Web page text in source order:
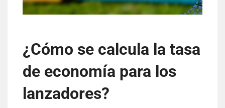
¿Cómo se calcula la tasa
de economía para los
lanzadores?